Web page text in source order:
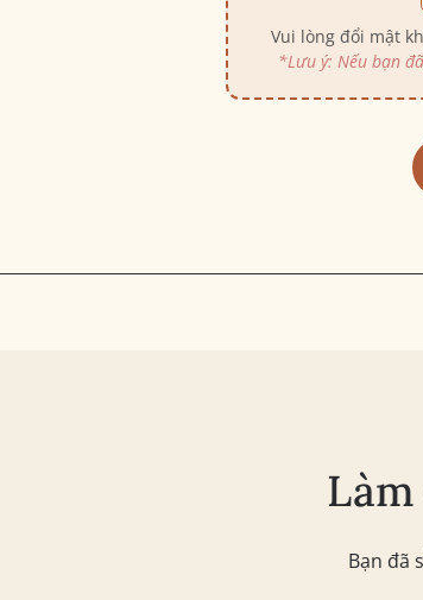
Vui lòng đổi mật
*Lưu ý: Nếu bạn
Bạn đã